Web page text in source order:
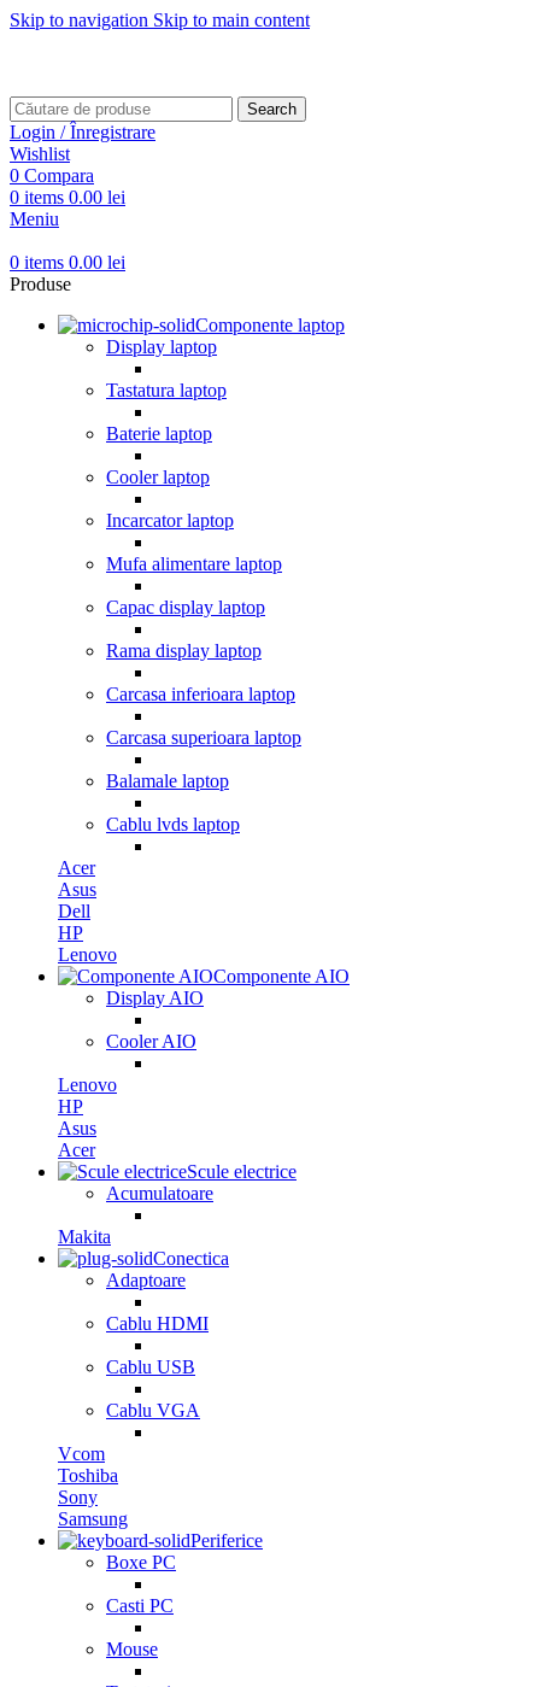
Skip to navigation Skip to main content
Search
Login / Înregistrare
Wishlist
0 Compara
0 items 0.00 lei
Meniu
0 items 0.00 lei
Produse
Componente laptop
Display laptop
Tastatura laptop
Baterie laptop
Cooler laptop
Incarcator laptop
Mufa alimentare laptop
Capac display laptop
Rama display laptop
Carcasa inferioara laptop
Carcasa superioara laptop
Balamale laptop
Cablu lvds laptop
Acer
Asus
Dell
HP
Lenovo
Componente AIO
Display AIO
Cooler AIO
Lenovo
HP
Asus
Acer
Scule electrice
Acumulatoare
Makita
Conectica
Adaptoare
Cablu HDMI
Cablu USB
Cablu VGA
Vcom
Toshiba
Sony
Samsung
Periferice
Boxe PC
Casti PC
Mouse